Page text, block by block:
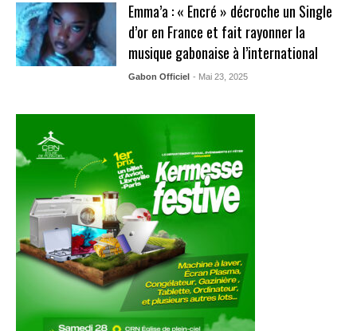
Emma’a : « Encré » décroche un Single
d’or en France et fait rayonner la
musique gabonaise à l’international
Gabon Officiel - Mai 23, 2025